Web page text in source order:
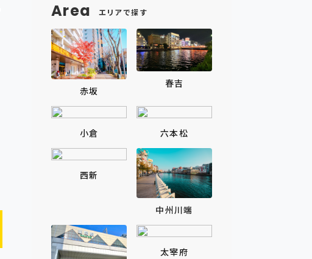
Area エリアで探す
赤坂
春吉
小倉 六本松
西新
中州川端
太宰府